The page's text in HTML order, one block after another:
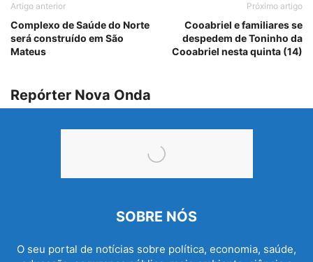
Artigo anterior
Complexo de Saúde do Norte
será construído em São
Mateus
Próximo artigo
Cooabriel e familiares se
despedem de Toninho da
Cooabriel nesta quinta (14)
Repórter Nova Onda
SOBRE NÓS
O seu portal de notícias sobre política, economia, saúde,